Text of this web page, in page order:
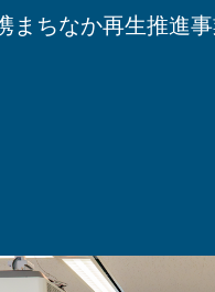
まちなか再生推進